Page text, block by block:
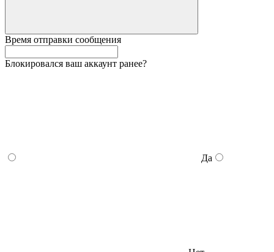
Время отправки сообщения
Блокировался ваш аккаунт ранее?
Да